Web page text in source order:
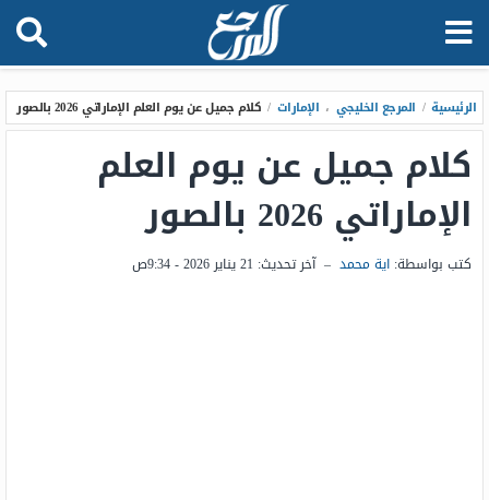
الرئيسية / المرجع الخليجي ، الإمارات / كلام جميل عن يوم العلم الإماراتي 2026 بالصور
كلام جميل عن يوم العلم
الإماراتي 2026 بالصور
كتب بواسطة: اية محمد – آخر تحديث: 21 يناير 2026 - 9:34ص